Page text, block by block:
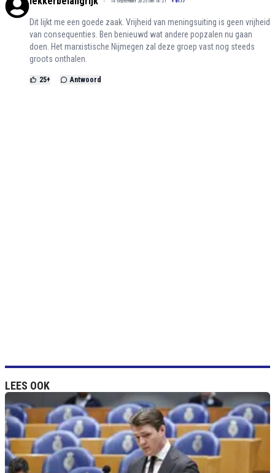
Dit lijkt me een goede zaak. Vrijheid van meningsuiting is geen vrijheid
van consequenties. Ben benieuwd wat andere popzalen nu gaan
doen. Het marxistische Nijmegen zal deze groep vast nog steeds
groots onthalen.
25+ Antwoord
LEES OOK